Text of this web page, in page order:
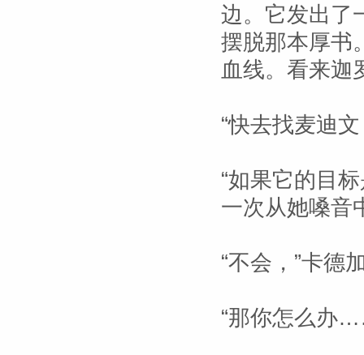
边。它发出了
摆脱那本厚书
血线。看来迦
“快去找麦迪
“如果它的目
一次从她嗓音
“不会，”卡德
“那你怎么办